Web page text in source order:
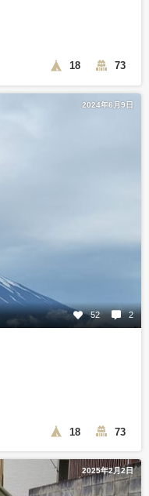
18 73
2024年6月9日
52 2
18 73
2025年2月2日